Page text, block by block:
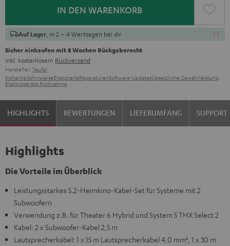
IN DEN WARENKORB
Auf Lager , in 2 – 4 Werktagen bei dir
Sicher einkaufen mit 8 Wochen Rückgaberecht
inkl. kostenlosem Rückversand
Hersteller: Teufel
SicherheitshinweiseErsatzteileReparaturenSoftware-UpdatesGesetzliche Gewährleistung
Elektrogeräte Rücknahme
HIGHLIGHTS BEWERTUNGEN LIEFERUMFANG SUPPORT
Highlights
Die Vorteile im Überblick
Leistungsstarkes 5.2-Heimkino-Kabel-Set für Systeme mit 2
Subwoofern
Verwendung z.B. für Theater 6 Hybrid und System 5 THX Select 2
Kabel: 2 x Subwoofer-Kabel 2,5 m
Lautsprecherkabel: 1 x 15 m Lautsprecherkabel 4,0 mm², 1 x 30 m